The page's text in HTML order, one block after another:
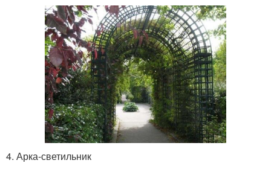
4. Арка-светильник